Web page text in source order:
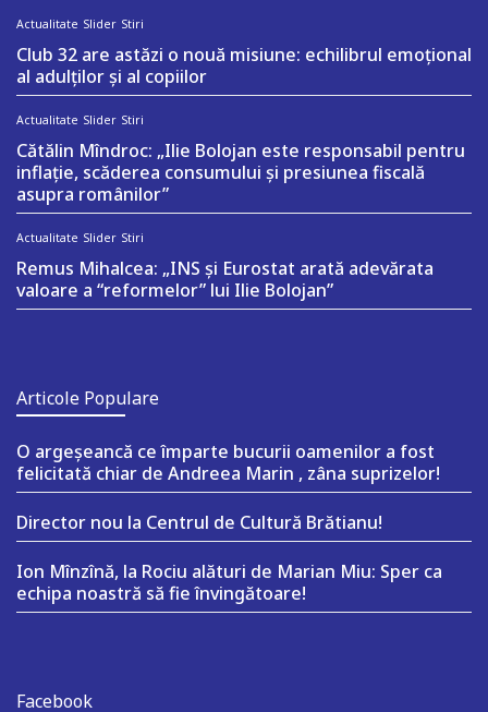
Actualitate Slider Stiri
Club 32 are astăzi o nouă misiune: echilibrul emoțional
al adulților și al copiilor
Actualitate Slider Stiri
Cătălin Mîndroc: „Ilie Bolojan este responsabil pentru
inflație, scăderea consumului și presiunea fiscală
asupra românilor”
Actualitate Slider Stiri
Remus Mihalcea: „INS și Eurostat arată adevărata
valoare a “reformelor” lui Ilie Bolojan”
Articole Populare
O argeşeancă ce împarte bucurii oamenilor a fost
felicitată chiar de Andreea Marin , zâna suprizelor!
Director nou la Centrul de Cultură Brătianu!
Ion Mînzînă, la Rociu alături de Marian Miu: Sper ca
echipa noastră să fie învingătoare!
Facebook